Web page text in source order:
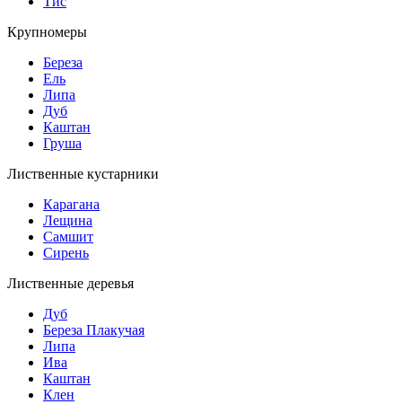
Крупномеры
Береза
Ель
Липа
Дуб
Каштан
Груша
Лиственные кустарники
Карагана
Лещина
Самшит
Сирень
Лиственные деревья
Дуб
Береза Плакучая
Липа
Ива
Каштан
Клен